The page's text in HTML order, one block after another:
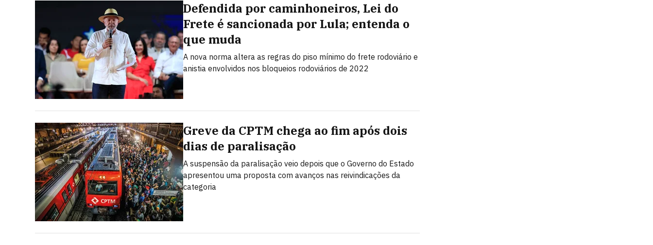
Defendida por caminhoneiros, Lei do
Frete é sancionada por Lula; entenda o
que muda
A nova norma altera as regras do piso mínimo do frete rodoviário e
anistia envolvidos nos bloqueios rodoviários de 2022
Greve da CPTM chega ao fim após dois
dias de paralisação
A suspensão da paralisação veio depois que o Governo do Estado
apresentou uma proposta com avanços nas reivindicações da
categoria